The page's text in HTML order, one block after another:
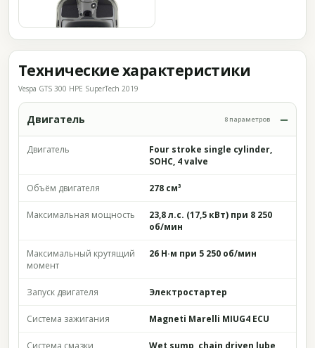
Технические характеристики
Vespa GTS 300 HPE SuperTech 2019
Двигатель 8 параметров
Двигатель
Four stroke single cylinder,
SOHC, 4 valve
Объём двигателя 278 см³
Максимальная мощность
23,8 л.с. (17,5 кВт) при 8 250
об/мин
Максимальный крутящий
момент
26 Н·м при 5 250 об/мин
Запуск двигателя Электростартер
Система зажигания Magneti Marelli MIUG4 ECU
Система смазки Wet sump, chain driven lube